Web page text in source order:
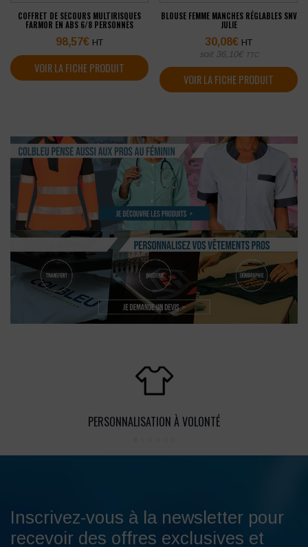
COFFRET DE SECOURS MULTIRISQUES
FARMOR EN ABS 6/8 PERSONNES
98,57€ HT
VOIR LA FICHE PRODUIT
BLOUSE FEMME MANCHES RÉGLABLES SNV
JULIE
30,08€ HT
soit 36,10€ TTC
VOIR LA FICHE PRODUIT
PERSONNALISATION À VOLONTÉ
Inscrivez-vous à la newsletter pour
recevoir des offres exclusives et